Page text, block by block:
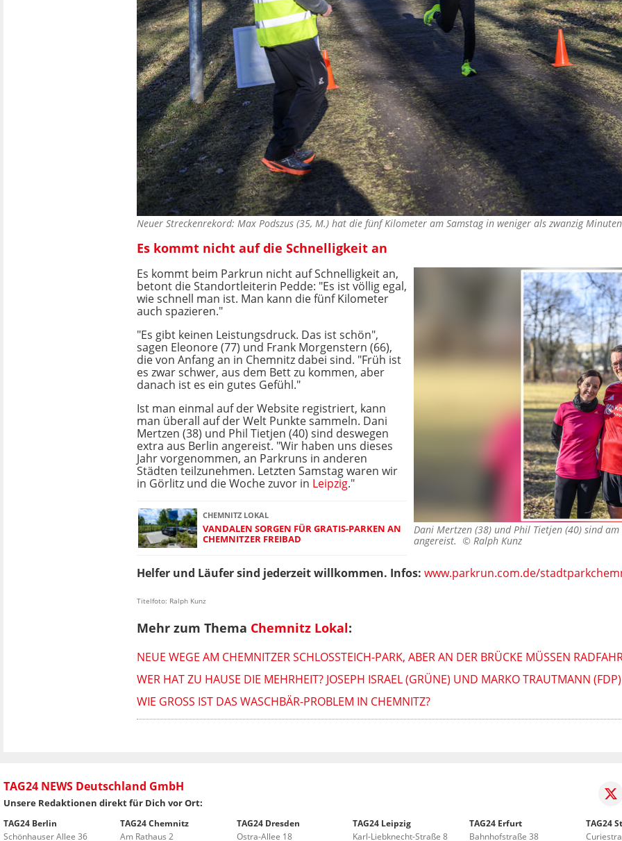
Neuer Streckenrekord: Max Podszus (35, M.) hat die fünf Kilometer am Samstag in weniger als zwanzig
Es kommt nicht auf die Schnelligkeit an
Dani Mertzen (38) und Phil Tietjen (40) sind
angereist. © Ralph Kunz
Es kommt beim Parkrun nicht auf Schnelligkeit an,
betont die Standortleiterin Pedde: "Es ist völlig egal,
wie schnell man ist. Man kann die fünf Kilometer
auch spazieren."
"Es gibt keinen Leistungsdruck. Das ist schön",
sagen Eleonore (77) und Frank Morgenstern (66),
die von Anfang an in Chemnitz dabei sind. "Früh ist
es zwar schwer, aus dem Bett zu kommen, aber
danach ist es ein gutes Gefühl."
Ist man einmal auf der Website registriert, kann
man überall auf der Welt Punkte sammeln. Dani
Mertzen (38) und Phil Tietjen (40) sind deswegen
extra aus Berlin angereist. "Wir haben uns dieses
Jahr vorgenommen, an Parkruns in anderen
Städten teilzunehmen. Letzten Samstag waren wir
in Görlitz und die Woche zuvor in Leipzig."
CHEMNITZ LOKAL
VANDALEN SORGEN FÜR GRATIS-PARKEN AN
CHEMNITZER FREIBAD
Helfer und Läufer sind jederzeit willkommen. Infos: www.parkrun.com.de/
Titelfoto: Ralph Kunz
Mehr zum Thema Chemnitz Lokal:
NEUE WEGE AM CHEMNITZER SCHLOSSTEICH-PARK, ABER AN DER BRÜCKE MÜSSEN
WER HAT ZU HAUSE DIE MEHRHEIT? JOSEPH ISRAEL (GRÜNE) UND MARKO TRAUTMANN
WIE GROSS IST DAS WASCHBÄR-PROBLEM IN CHEMNITZ?
TAG24 NEWS Deutschland GmbH
Unsere Redaktionen direkt für Dich vor Ort:
TAG24 Berlin
Schönhauser Allee 36
TAG24 Chemnitz
Am Rathaus 2
TAG24 Dresden
Ostra-Allee 18
TAG24 Leipzig
Karl-Liebknecht-Straße 8
TAG24 Erfurt
Bahnhofstraße 38
TAG24